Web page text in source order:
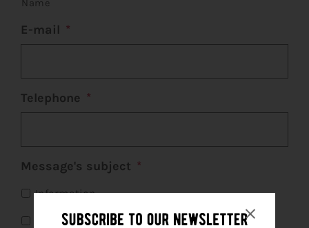
Name
E-mail *
Telephone *
Message's subject *
Information
Order